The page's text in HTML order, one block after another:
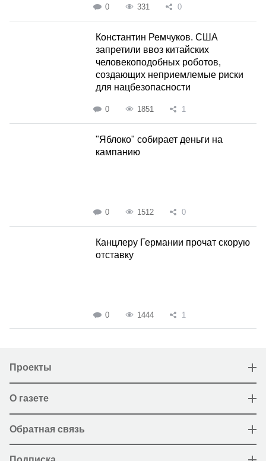
0 331 0
Константин Ремчуков. США
запретили ввоз китайских
человекоподобных роботов,
создающих неприемлемые риски
для нацбезопасности
0 1851 1
"Яблоко" собирает деньги на
кампанию
0 1512 0
Канцлеру Германии прочат скорую
отставку
0 1444 1
Проекты
О газете
Обратная связь